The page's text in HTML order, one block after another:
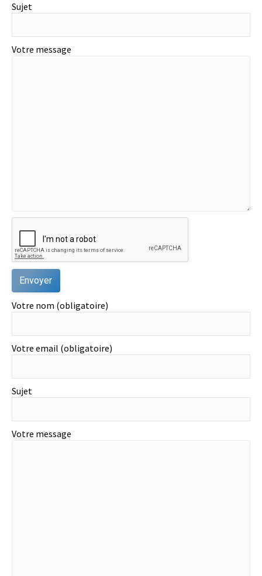
Sujet
Votre message
Votre nom (obligatoire)
Votre email (obligatoire)
Sujet
Votre message